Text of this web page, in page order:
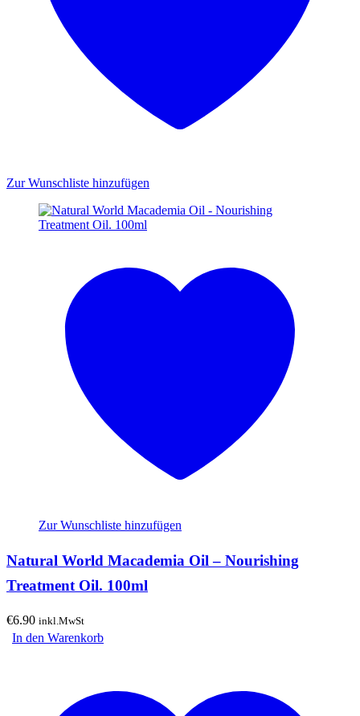
Zur Wunschliste hinzufügen
Zur Wunschliste hinzufügen
Natural World Macademia Oil – Nourishing
Treatment Oil. 100ml
€6.90 inkl.MwSt
In den Warenkorb